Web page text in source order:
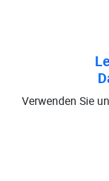
Verwenden Sie